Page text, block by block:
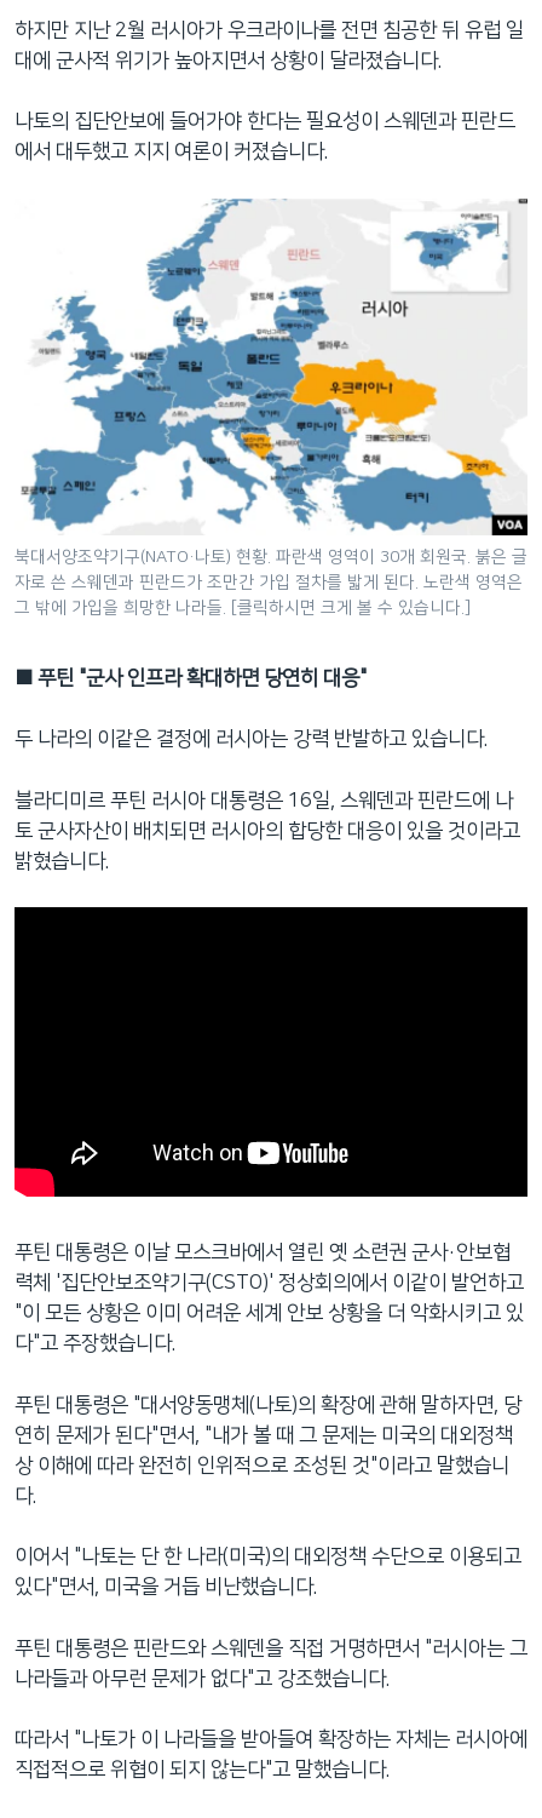
하지만 지난 2월 러시아가 우크라이나를 전면 침공한 뒤 유럽 일
대에 군사적 위기가 높아지면서 상황이 달라졌습니다.
나토의 집단안보에 들어가야 한다는 필요성이 스웨덴과 핀란드
에서 대두했고 지지 여론이 커졌습니다.
북대서양조약기구(NATO·나토) 현황. 파란색 영역이 30개 회원국. 붉은 글
자로 쓴 스웨덴과 핀란드가 조만간 가입 절차를 밟게 된다. 노란색 영역은
그 밖에 가입을 희망한 나라들. [클릭하시면 크게 볼 수 있습니다.]
■ 푸틴 "군사 인프라 확대하면 당연히 대응"
두 나라의 이같은 결정에 러시아는 강력 반발하고 있습니다.
블라디미르 푸틴 러시아 대통령은 16일, 스웨덴과 핀란드에 나
토 군사자산이 배치되면 러시아의 합당한 대응이 있을 것이라고
밝혔습니다.
푸틴 대통령은 이날 모스크바에서 열린 옛 소련권 군사·안보협
력체 '집단안보조약기구(CSTO)' 정상회의에서 이같이 발언하고
"이 모든 상황은 이미 어려운 세계 안보 상황을 더 악화시키고 있
다"고 주장했습니다.
푸틴 대통령은 "대서양동맹체(나토)의 확장에 관해 말하자면, 당
연히 문제가 된다"면서, "내가 볼 때 그 문제는 미국의 대외정책
상 이해에 따라 완전히 인위적으로 조성된 것"이라고 말했습니
다.
이어서 "나토는 단 한 나라(미국)의 대외정책 수단으로 이용되고
있다"면서, 미국을 거듭 비난했습니다.
푸틴 대통령은 핀란드와 스웨덴을 직접 거명하면서 "러시아는 그
나라들과 아무런 문제가 없다"고 강조했습니다.
따라서 "나토가 이 나라들을 받아들여 확장하는 자체는 러시아에
직접적으로 위협이 되지 않는다"고 말했습니다.